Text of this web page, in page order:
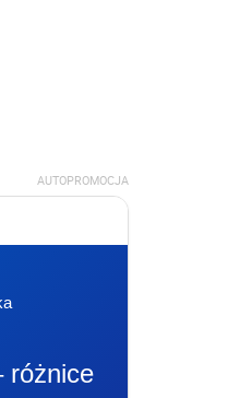
AUTOPROMOCJA
różnice